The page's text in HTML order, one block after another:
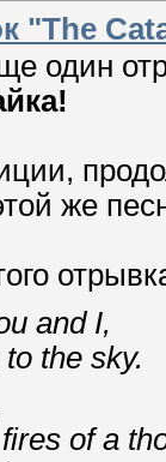
"The
один
же
and I,
the sky.
of a